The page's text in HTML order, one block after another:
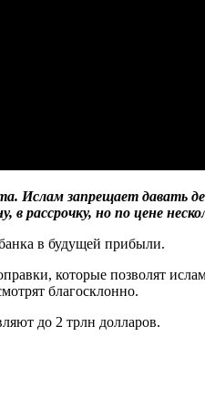
Ислам запрещает давать
но по цене
в будущей прибыли.
которые позволят
благосклонно.
до 2 трлн долларов.